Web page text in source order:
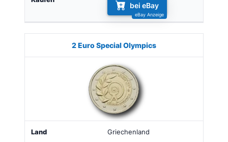
bei eBay
2 Euro Special Olympics
Griechenland